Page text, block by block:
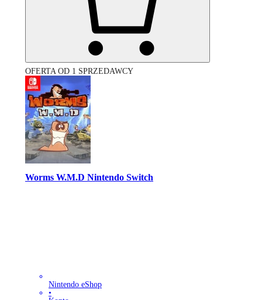
OFERTA OD 1 SPRZEDAWCY
Worms W.M.D Nintendo Switch
Nintendo eShop
•